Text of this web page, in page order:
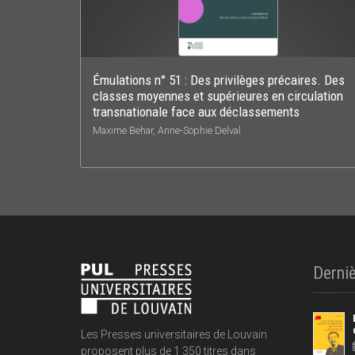
Émulations n° 51 : Des privilèges précaires. Des
classes moyennes et supérieures en circulation
transnationale face aux déclassements
Maxime Behar, Anne-Sophie Delval
Les Presses universitaires de Louvain
proposent plus de 1 350 titres dans